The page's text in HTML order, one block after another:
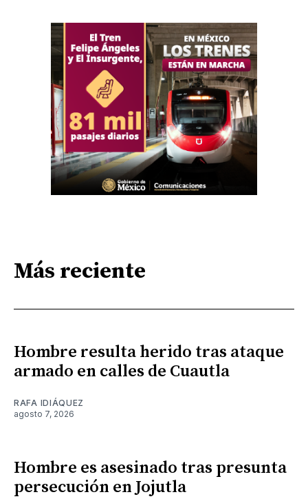
Más reciente
Hombre resulta herido tras ataque
armado en calles de Cuautla
RAFA IDIÁQUEZ
agosto 7, 2026
Hombre es asesinado tras presunta
persecución en Jojutla